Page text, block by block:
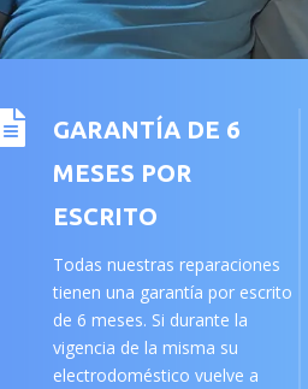

GARANTÍA DE 6
MESES POR
ESCRITO
Todas nuestras reparaciones
tienen una garantía por escrito
de 6 meses. Si durante la
vigencia de la misma su
electrodoméstico vuelve a